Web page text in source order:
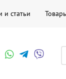
и статьи